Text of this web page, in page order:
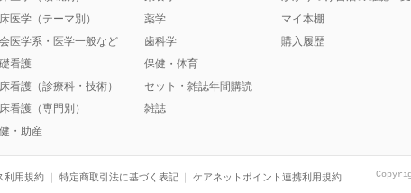
医学（テーマ別）
医学系・医学一般など
看護
看護（診療科・技術）
看護（専門別）
・助産
薬学
歯科学
保健・体育
セット・雑誌年間購読
雑誌
マイ本棚
購入履歴
利用規約 特定商取引法に基づく表記 ケアネットポイント連携利用規約